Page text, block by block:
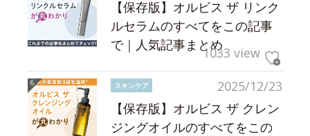
【保存版】オルビス ザ リンク
ルセラムのすべてをこの記事
で｜人気記事まとめ1033 view
2025/12/23
スキンケア
【保存版】オルビス ザ クレン
ジングオイルのすべてをこの